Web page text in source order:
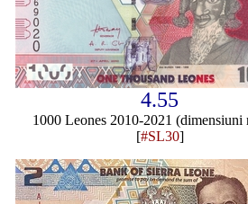
4.55
1000 Leones 2010-2021 (dimensiuni
[#SL30]